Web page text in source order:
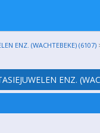
ENZ. (WACHTEBEKE) (6107)
ENZ.